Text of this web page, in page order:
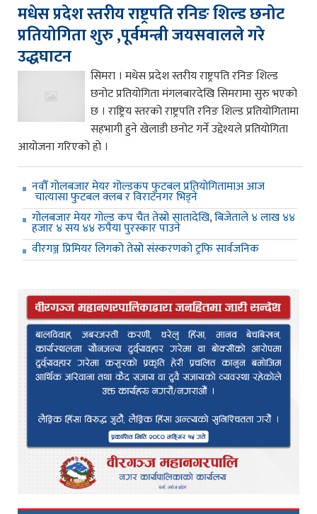
मधेस प्रदेश स्तरीय राष्ट्रपति रनिङ शिल्ड छनोट
प्रतियोगिता शुरु ,पूर्वमन्त्री जयसवालले गरे
उद्धघाटन
सिमरा । मधेस प्रदेश स्तरीय राष्ट्रपति रनिङ शिल्ड
छनोट प्रतियोगिता मंगलबारदेखि सिमरामा सुरु भएको
छ । राष्ट्रिय स्तरको राष्ट्रपति रनिङ शिल्ड प्रतियोगितामा
सहभागी हुने खेलाडी छनोट गर्ने उद्देश्यले प्रतियोगिता
आयोजना गरिएको हो ।
नवौँ गोलबजार मेयर गोल्डकप फुटबल प्रतियोगितामाअ आज
चात्यासा फुटबल क्लब र विराटनगर भिड्ने
गोलबजार मेयर गोल्ड कप चैत तेस्रो सातादेखि, बिजेताले ४ लाख ४४
हजार ४ सय ४४ रुपैया पुरस्कार पाउने
वीरगञ्ज प्रिमियर लिगको तेस्रो संस्करणको ट्रफि सार्वजनिक